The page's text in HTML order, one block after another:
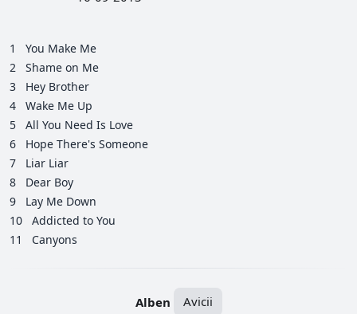
1
You Make Me
2
Shame on Me
3
Hey Brother
4
Wake Me Up
5
All You Need Is Love
6
Hope There's Someone
7
Liar Liar
8
Dear Boy
9
Lay Me Down
10
Addicted to You
11
Canyons
Alben Avicii